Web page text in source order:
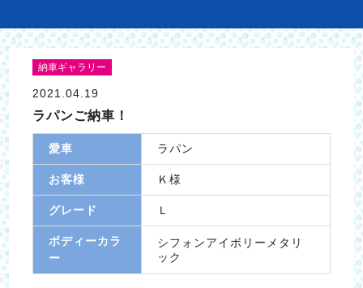
納車ギャラリー
2021.04.19
ラパンご納車！
愛車 ラパン
お客様 Ｋ様
グレード Ｌ
ボディーカラ
ー
シフォンアイボリーメタリ
ック